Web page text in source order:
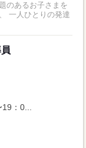
一人ひとりの発達
：0...